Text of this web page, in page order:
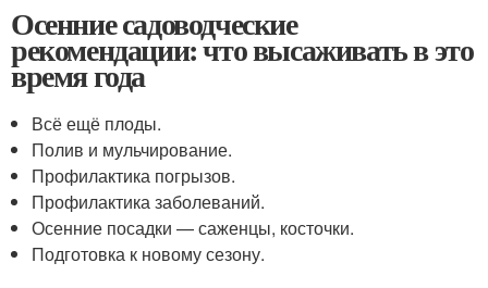
Осенние садоводческие
рекомендации: что высаживать в это
время года
Всё ещё плоды.
Полив и мульчирование.
Профилактика погрызов.
Профилактика заболеваний.
Осенние посадки — саженцы, косточки.
Подготовка к новому сезону.